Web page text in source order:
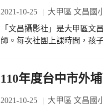
的拍攝練習，對於文昌校園
很多美麗的照片。老師也將
著別人的作品，也自信滿滿
且讓人期待❤️❤️
2021-10-25 大甲區 文昌國
「文昌攝影社」是大甲區文
師。每次社團上課時間，孩
攝影社)讓大家欣賞。 . 「攝影視界」是孩子們攝影展覽的作品牆，地點就在校門口
孩子們的攝影作品。每張作
110年度台中市外
2021-10-25 大甲區 文昌國